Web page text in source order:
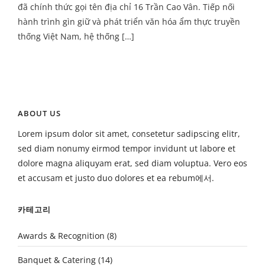
đã chính thức gọi tên địa chỉ 16 Trần Cao Vân. Tiếp nối
hành trình gìn giữ và phát triển văn hóa ẩm thực truyền
thống Việt Nam, hệ thống […]
ABOUT US
Lorem ipsum dolor sit amet, consetetur sadipscing elitr,
sed diam nonumy eirmod tempor invidunt ut labore et
dolore magna aliquyam erat, sed diam voluptua. Vero eos
et accusam et justo duo dolores et ea rebum에서.
카테고리
Awards & Recognition (8)
Banquet & Catering (14)